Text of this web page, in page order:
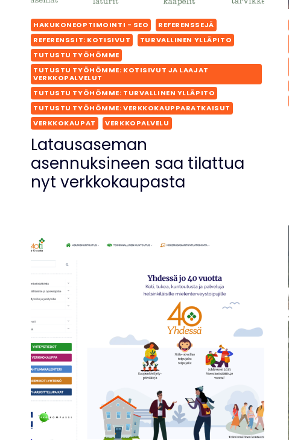
HAKUKONEOPTIMOINTI - SEO
REFERENSSEJÄ
REFERENSSIT: KOTISIVUT
TURVALLINEN YLLÄPITO
TUTUSTU TYÖHÖMME
TUTUSTU TYÖHÖMME: KOTISIVUT JA LAAJAT
VERKKOPALVELUT
TUTUSTU TYÖHÖMME: TURVALLINEN YLLÄPITO
TUTUSTU TYÖHÖMME: VERKKOKAUPPARATKAISUT
VERKKOKAUPAT
VERKKOPALVELU
Latausaseman
asennuksineen saa tilattua
nyt verkkokaupasta